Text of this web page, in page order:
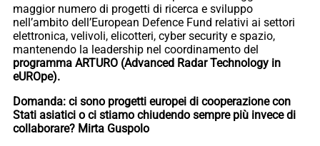
maggior numero di progetti di ricerca e sviluppo
nell’ambito dell’European Defence Fund relativi ai settori
elettronica, velivoli, elicotteri, cyber security e spazio,
mantenendo la leadership nel coordinamento del
programma ARTURO (Advanced Radar Technology in
eUROpe).
Domanda: ci sono progetti europei di cooperazione con
Stati asiatici o ci stiamo chiudendo sempre più invece di
collaborare? Mirta Guspolo